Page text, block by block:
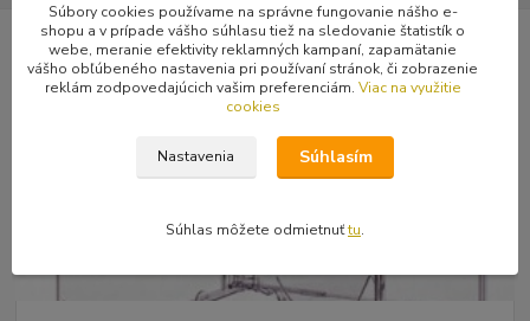
Novinky z nášho blogu
Súbory cookies používame na správne fungovanie nášho e-
shopu a v prípade vášho súhlasu tiež na sledovanie štatistík o
webe, meranie efektivity reklamných kampaní, zapamätanie
vášho obľúbeného nastavenia pri používaní stránok, či zobrazenie
reklám zodpovedajúcich vašim preferenciám. Viac na využitie
cookies
Nastavenia Súhlasím
Súhlas môžete odmietnuťtu.